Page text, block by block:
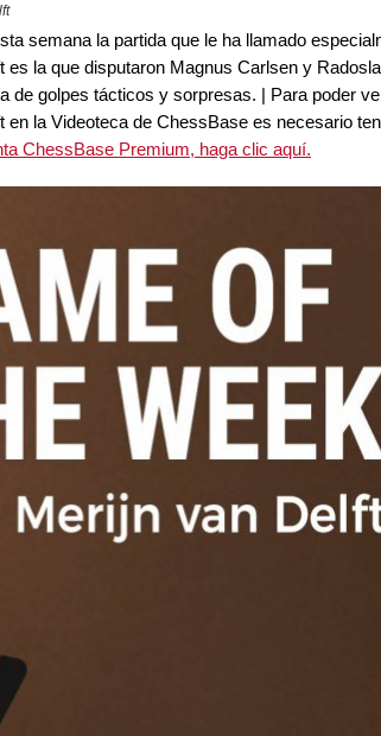
semana la partida que le ha llamado
es la que disputaron Magnus Carlsen y
de golpes tácticos y sorpresas. | Para poder
en la Videoteca de ChessBase es necesario
ChessBase Premium, haga clic aquí.